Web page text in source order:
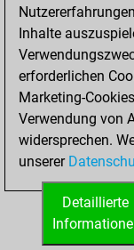
Bauer setzt
Erstickte
Türme auf
STARTSEITE
Inhalte
erforderlichen
Marketing-
Verwendung von
widersprechen.
unserer
Detaillierte